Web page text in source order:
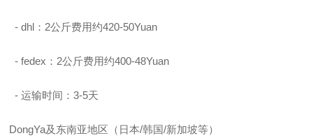
- dhl：2公斤费用约420-50Yuan
- fedex：2公斤费用约400-48Yuan
- 运输时间：3-5天
DongYa及东南亚地区（日本/韩国/新加坡等）